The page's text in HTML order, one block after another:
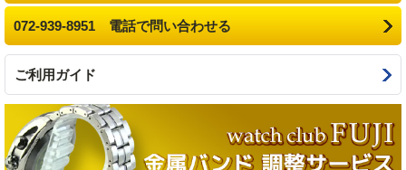
072-939-8951 電話で問い合わせる
ご利用ガイド